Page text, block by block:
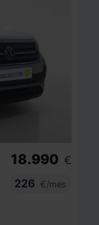
18.990 €
226
€/mes